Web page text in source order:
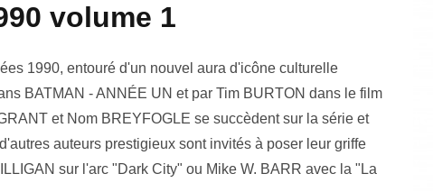
volume 1
1990, entouré d'un nouvel aura d'icône culturelle
BATMAN - ANNÉE UN et par Tim BURTON dans le film
et Nom BREYFOGLE se succèdent sur la série et
auteurs prestigieux sont invités à poser leur griffe
sur l'arc "Dark City" ou Mike W. BARR avec la "La